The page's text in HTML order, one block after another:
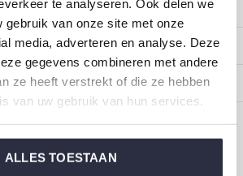
te analyseren. Ook delen we
gebruik van onze site met onze
media, adverteren en analyse. Deze
gegevens combineren met andere
ze heeft verstrekt of die ze hebben
van uw gebruik van hun services.
ALLES TOESTAAN
EMAIL US